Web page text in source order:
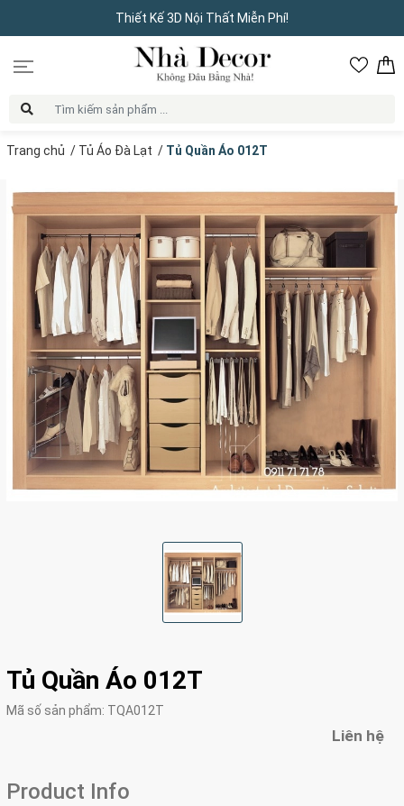
Thiết Kế 3D Nội Thất Miễn Phí!
Trang chủ / Tủ Áo Đà Lạt / Tủ Quần Áo 012T
Tủ Quần Áo 012T
Mã số sản phẩm: TQA012T
Liên hệ
Product Info